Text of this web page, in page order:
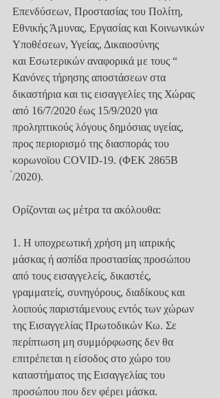
Επενδύσεων, Προστασίας του Πολίτη,
Εθνικής Άμυνας, Εργασίας και Κοινωνικών
Υποθέσεων, Υγείας, Δικαιοσύνης
και Εσωτερικών αναφορικά με τους “
Κανόνες τήρησης αποστάσεων στα
δικαστήρια και τις εισαγγελίες της Χώρας
από 16/7/2020 έως 15/9/2020 για
προληπτικούς λόγους δημόσιας υγείας,
προς περιορισμό της διασποράς του
κορωνοϊου COVID-19. (ΦΕΚ 2865Β
́/2020).
Ορίζονται ως μέτρα τα ακόλουθα:
1. Η υποχρεωτική χρήση μη ιατρικής
μάσκας ή ασπίδα προστασίας προσώπου
από τους εισαγγελείς, δικαστές,
γραμματείς, συνηγόρους, διαδίκους και
λοιπούς παριστάμενους εντός των χώρων
της Εισαγγελίας Πρωτοδικών Κω. Σε
περίπτωση μη συμμόρφωσης δεν θα
επιτρέπεται η είσοδος στο χώρο του
καταστήματος της Εισαγγελίας του
προσώπου που δεν φέρει μάσκα.